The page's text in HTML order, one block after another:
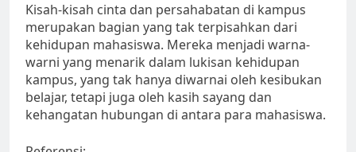
Kisah-kisah cinta dan persahabatan di kampus
merupakan bagian yang tak terpisahkan dari
kehidupan mahasiswa. Mereka menjadi warna-
warni yang menarik dalam lukisan kehidupan
kampus, yang tak hanya diwarnai oleh kesibukan
belajar, tetapi juga oleh kasih sayang dan
kehangatan hubungan di antara para mahasiswa.